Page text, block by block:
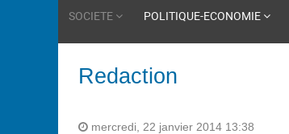
SOCIETE POLITIQUE-ECONOMIE
Redaction
mercredi, 22 janvier 2014 13:38